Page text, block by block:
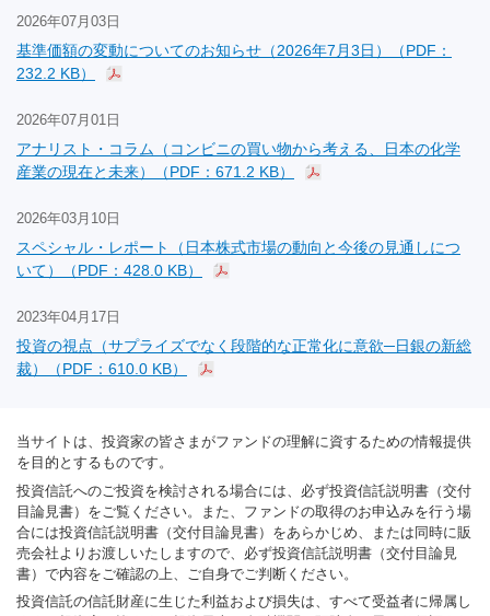
2026年07月03日
基準価額の変動についてのお知らせ（2026年7月3日）（PDF：
232.2 KB）
2026年07月01日
アナリスト・コラム（コンビニの買い物から考える、日本の化学
産業の現在と未来）（PDF：671.2 KB）
2026年03月10日
スペシャル・レポート（日本株式市場の動向と今後の見通しにつ
いて）（PDF：428.0 KB）
2023年04月17日
投資の視点（サプライズでなく段階的な正常化に意欲─日銀の新総
裁）（PDF：610.0 KB）
当サイトは、投資家の皆さまがファンドの理解に資するための情報提供
を目的とするものです。
投資信託へのご投資を検討される場合には、必ず投資信託説明書（交付
目論見書）をご覧ください。また、ファンドの取得のお申込みを行う場
合には投資信託説明書（交付目論見書）をあらかじめ、または同時に販
売会社よりお渡しいたしますので、必ず投資信託説明書（交付目論見
書）で内容をご確認の上、ご自身でご判断ください。
投資信託の信託財産に生じた利益および損失は、すべて受益者に帰属し